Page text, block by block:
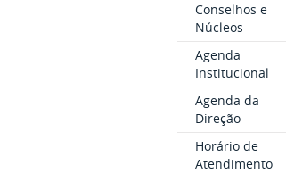
Conselhos e
Núcleos
Agenda
Institucional
Agenda da
Direção
Horário de
Atendimento